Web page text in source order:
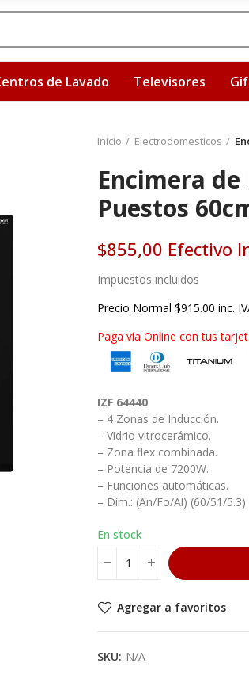
de Lavado Televisores
Inicio Electrodomesticos
Encimera de
Puestos
$855,00 Efectivo
Impuestos incluidos
Precio Normal $915.00 inc.
Paga vía Online con tus
IZF 64440
– 4 Zonas de Inducción.
– Vidrio vitrocerámico.
– Zona flex combinada.
– Potencia de 7200W.
– Funciones automáticas.
– Dim.: (An/Fo/Al) (60/51/5.3)
En stock
Agregar a favoritos
SKU: N/A